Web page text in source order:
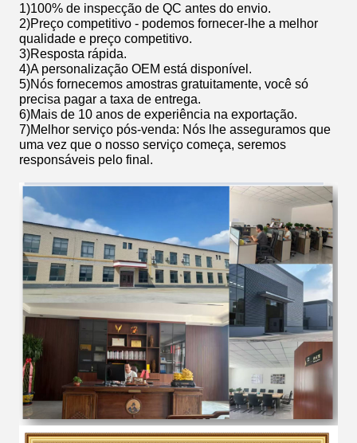
1)100% de inspecção de QC antes do envio.
2)Preço competitivo - podemos fornecer-lhe a melhor
qualidade e preço competitivo.
3)Resposta rápida.
4)A personalização OEM está disponível.
5)Nós fornecemos amostras gratuitamente, você só
precisa pagar a taxa de entrega.
6)Mais de 10 anos de experiência na exportação.
7)Melhor serviço pós-venda: Nós lhe asseguramos que
uma vez que o nosso serviço começa, seremos
responsáveis pelo final.